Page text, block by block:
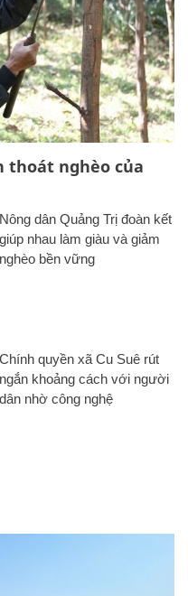
thoát nghèo của
Nông dân Quảng Trị đoàn kết
giúp nhau làm giàu và giảm
nghèo bền vững
Chính quyền xã Cu Suê rút
ngắn khoảng cách với người
dân nhờ công nghệ